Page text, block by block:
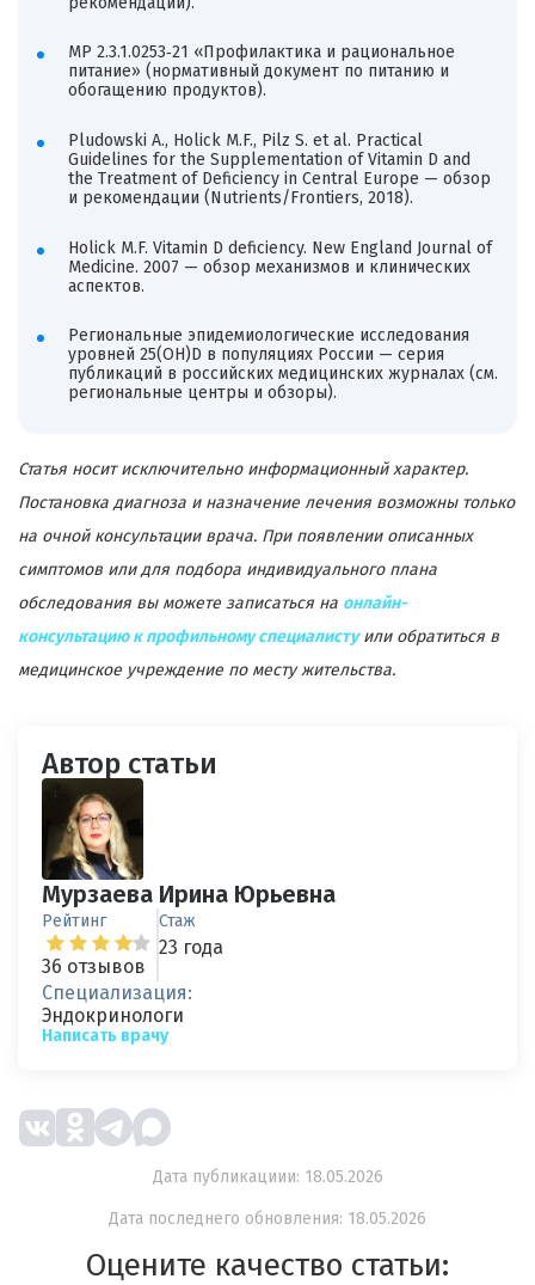
МР 2.3.1.0253‑21 «Профилактика и рациональное
питание» (нормативный документ по питанию и
обогащению продуктов).
Pludowski A., Holick M.F., Pilz S. et al. Practical
Guidelines for the Supplementation of Vitamin D and
the Treatment of Deficiency in Central Europe — обзор
и рекомендации (Nutrients/Frontiers, 2018).
Holick M.F. Vitamin D deficiency. New England Journal of
Medicine. 2007 — обзор механизмов и клинических
аспектов.
Региональные эпидемиологические исследования
уровней 25(OH)D в популяциях России — серия
публикаций в российских медицинских журналах (см.
региональные центры и обзоры).
Статья носит исключительно информационный характер.
Постановка диагноза и назначение лечения возможны только
на очной консультации врача. При появлении описанных
симптомов или для подбора индивидуального плана
обследования вы можете записаться на онлайн-
консультацию к профильному специалистуили обратиться в
медицинское учреждение по месту жительства.
Автор статьи
Мурзаева Ирина Юрьевна
Рейтинг
36 отзывов
Стаж
23 года
Специализация:
Эндокринологи
Написать врачу
Дата публикациии: 18.05.2026
Дата последнего обновления: 18.05.2026
Оцените качество статьи: